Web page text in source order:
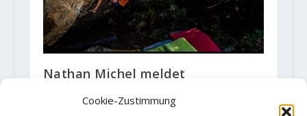
Cookie-Zustimmung
Nathan Michel meldet
promesse" 8C